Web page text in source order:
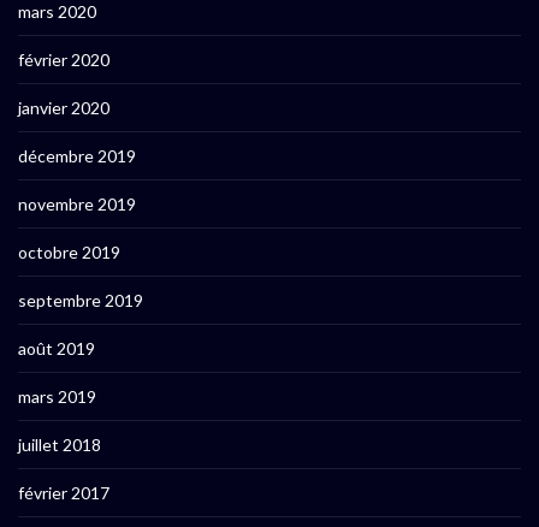
mars 2020
février 2020
janvier 2020
décembre 2019
novembre 2019
octobre 2019
septembre 2019
août 2019
mars 2019
juillet 2018
février 2017